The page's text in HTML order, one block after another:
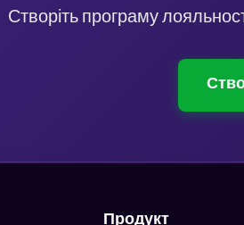
Створіть програму
Продукт